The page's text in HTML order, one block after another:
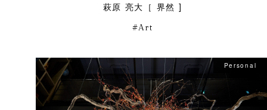
萩原 亮大［ 界然 ]
Art
Personal